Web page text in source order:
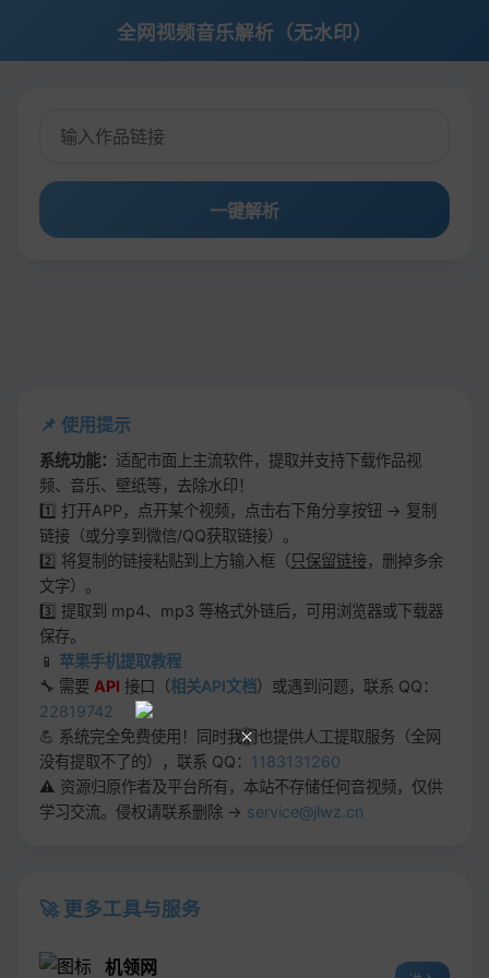
全网视频音乐解析（无水印）
一键解析
📌 使用提示
系统功能： 适配市面上主流软件，提取并支持下载作品视
频、音乐、壁纸等，去除水印！
1️⃣ 打开APP，点开某个视频，点击右下角分享按钮 → 复制
链接（或分享到微信/QQ获取链接）。
2️⃣ 将复制的链接粘贴到上方输入框（只保留链接，删掉多余
文字）。
3️⃣ 提取到 mp4、mp3 等格式外链后，可用浏览器或下载器
保存。
📱 苹果手机提取教程
🔧 需要 API 接口（相关API文档）或遇到问题，联系 QQ：
22819742
💪 系统完全免费使用！同时我们也提供人工提取服务（全网
没有提取不了的），联系 QQ： 1183131260
⚠️ 资源归原作者及平台所有，本站不存储任何音视频，仅供
学习交流。侵权请联系删除 → service@jlwz.cn
🚀 更多工具与服务
机领网